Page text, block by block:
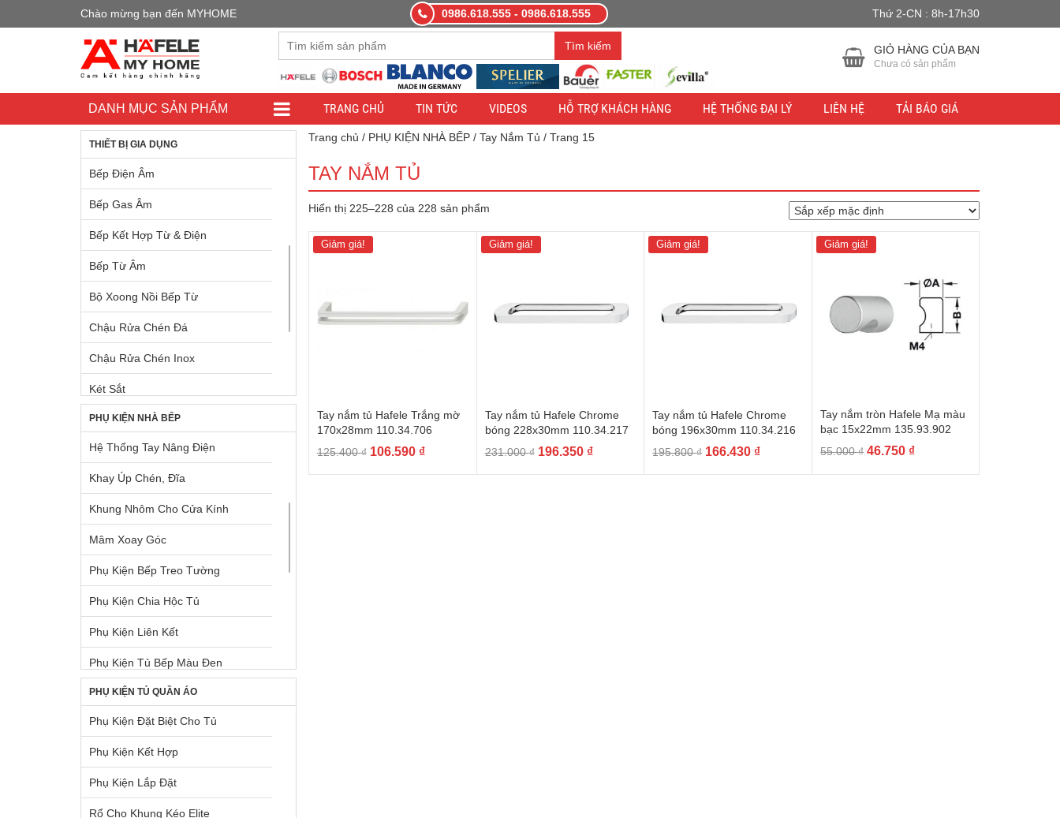
Chào mừng bạn đến MYHOME 0986.618.555 - 0986.618.555 Thứ 2-CN : 8h-17h30
Tìm kiếm GIỎ HÀNG CỦA BẠN
Chưa có sản phẩm
DANH MỤC SẢN PHẨM TRANG CHỦ TIN TỨC VIDEOS HỖ TRỢ KHÁCH HÀNG HỆ THỐNG ĐẠI LÝ LIÊN HỆ TẢI BÁO GIÁ
Trang chủ / PHỤ KIỆN NHÀ BẾP/ Tay Nắm Tủ / Trang 15
TAY NẮM TỦ
Hiển thị 225–228 của 228 sản phẩm
Giảm giá!
Tay nắm tủ Hafele Trắng mờ
170x28mm 110.34.706
125.400₫ Giá
106.590 ₫Giá
Giảm giá!
Tay nắm tủ Hafele Chrome
bóng 228x30mm 110.34.217
231.000₫ Giá
196.350 ₫Giá
Giảm giá!
Tay nắm tủ Hafele Chrome
bóng 196x30mm 110.34.216
195.800₫ Giá
166.430 ₫Giá
Giảm giá!
Tay nắm tròn Hafele Mạ màu
bạc 15x22mm 135.93.902
55.000₫ Giá
46.750 ₫Giá
THIẾT BỊ GIA DỤNG
Bếp Điện Âm
Bếp Gas Âm
Bếp Kết Hợp Từ & Điện
Bếp Từ Âm
Bộ Xoong Nồi Bếp Từ
Chậu Rửa Chén Đá
Chậu Rửa Chén Inox
Két Sắt
Lò Nướng Âm Tủ
Lò Nướng Ngoài Trời
Máy Giặt & Máy Sấy
Máy Hút Mùi Âm Tủ
Máy Hút Mùi Gắn Tường
Máy Pha Cà Phê
Máy Rửa Chén
Máy Xay, Máy Ép Trái Cây
Phụ Kiện Chậu + Máy Hút Mùi
Tủ Lạnh
Vòi Rửa Chén Đá
Vòi Rửa Chén Kim Loại
TỦ LẠNH BOSCH
PHỤ KIỆN NHÀ BẾP
Hệ Thống Tay Nâng Điện
Khay Úp Chén, Đĩa
Khung Nhôm Cho Cửa Kính
Mâm Xoay Góc
Phụ Kiện Bếp Treo Tường
Phụ Kiện Chia Hộc Tủ
Phụ Kiện Liên Kết
Phụ Kiện Tủ Bếp Màu Đen
Pittong Đẩy Cánh Tủ
Ray Hộp Bên Trong Tủ Dưới
Ray Hộp Cho Mặt Hộc Tủ
Ray Hộp Cho Ngăn Kéo Góc
PHỤ KIỆN TỦ QUẦN ÁO
Phụ Kiện Đặt Biệt Cho Tủ
Phụ Kiện Kết Hợp
Phụ Kiện Lắp Đặt
Rổ Cho Khung Kéo Elite
Đây là cửa hàng demo nhằm mục đích thử nghiệm — các đơn hàng sẽ không có hiệu lực.